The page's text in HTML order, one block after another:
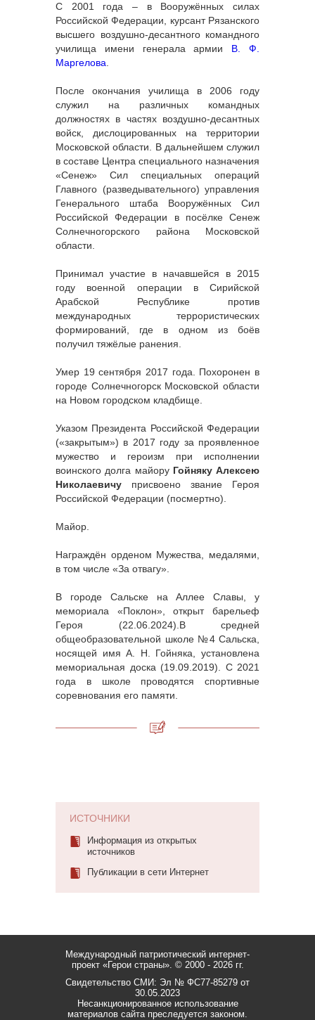
С 2001 года – в Вооружённых силах
Российской Федерации, курсант Рязанского
высшего воздушно-десантного командного
училища имени генерала армии В. Ф.
Маргелова.
После окончания училища в 2006 году
служил на различных командных
должностях в частях воздушно-десантных
войск, дислоцированных на территории
Московской области. В дальнейшем служил
в составе Центра специального назначения
«Сенеж» Сил специальных операций
Главного (разведывательного) управления
Генерального штаба Вооружённых Сил
Российской Федерации в посёлке Сенеж
Солнечногорского района Московской
области.
Принимал участие в начавшейся в 2015
году военной операции в Сирийской
Арабской Республике против
международных террористических
формирований, где в одном из боёв
получил тяжёлые ранения.
Умер 19 сентября 2017 года. Похоронен в
городе Солнечногорск Московской области
на Новом городском кладбище.
Указом Президента Российской Федерации
(«закрытым») в 2017 году за проявленное
мужество и героизм при исполнении
воинского долга майору Гойняку Алексею
Николаевичу присвоено звание Героя
Российской Федерации (посмертно).
Майор.
Награждён орденом Мужества, медалями,
в том числе «За отвагу».
В городе Сальске на Аллее Славы, у
мемориала «Поклон», открыт барельеф
Героя (22.06.2024).В средней
общеобразовательной школе №4 Сальска,
носящей имя А. Н. Гойняка, установлена
мемориальная доска (19.09.2019). С 2021
года в школе проводятся спортивные
соревнования его памяти.
ИСТОЧНИКИ
Информация из открытых
источников
Публикации в сети Интернет
Международный патриотический интернет-
проект «Герои страны». © 2000 - 2026 гг.
Свидетельство СМИ: Эл № ФС77-85279 от
30.05.2023
Несанкционированное использование
материалов сайта преследуется законом.